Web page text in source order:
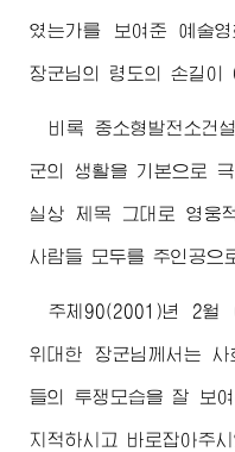
였는가를 보여준 예술
장군님 의 령도의 손길이
비록 중소형발전소건
군의 생활을 기본으로
실상 제목 그대로 영웅
사람들 모두를 주인공으
주체90(2001)년 2월
위대한 장군님 께서는 사
들의 투쟁모습을 잘 보
지적하시고 바로잡아주시